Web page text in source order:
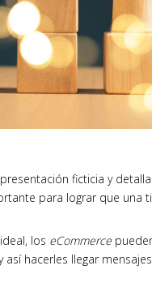
ficticia y
para lograr que una
los eCommerce
así hacerles llegar